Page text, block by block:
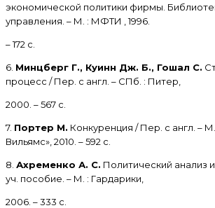
экономической политики фирмы.
управления. – М. : МФТИ , 1996.
– 172 с.
6. Минцберг Г., Куинн Дж. Б., Гошал С.
процесс / Пер. с англ. – СПб. : Питер,
2000. – 567 с.
7. Портер М. Конкуренция / Пер. с англ. –
Вильямс», 2010. – 592 с.
8. Ахременко А. С. Политический анализ
уч. пособие. – М. : Гардарики,
2006. – 333 с.